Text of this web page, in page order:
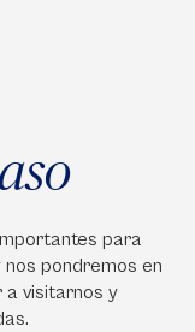
para
pondremos en
a visitarnos y